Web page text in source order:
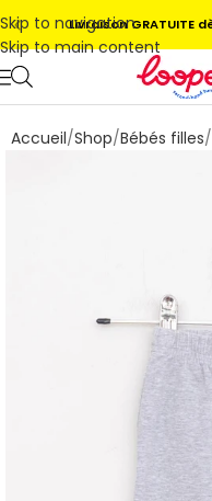
Skip to navigation
Skip to main content
Accueil Shop Bébés filles